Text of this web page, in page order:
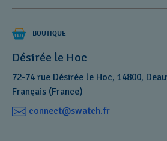
BOUTIQUE
Désirée le Hoc
72-74 rue Désirée le Hoc, 14800,
Français (France)
connect@swatch.fr